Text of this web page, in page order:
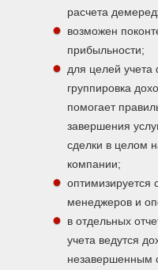
расчета
возможен
прибыльности;
для целей учета
группировка
помогает
завершения
сделки в целом
компании;
оптимизируется
менеджеров и
в отдельных
учета ведутся
незавершенным